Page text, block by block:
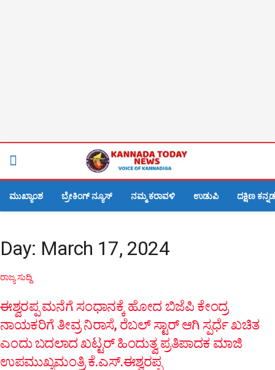
ಮುಖ್ಯಾಂಶ ಬ್ರೇಕಿಂಗ್ ನ್ಯೂಸ್ ನಮ್ಮ ಕರಾವಳಿ ಉಡುಪಿ ದಕ್ಷಿಣ ಕನ್ನಡ
Day: March 17, 2024
ರಾಜ್ಯ ಸುದ್ದಿ
ಈಶ್ವರಪ್ಪ ಮನೆಗೆ ಸಂಧಾನಕ್ಕೆ ಹೋದ ಬಿಜೆಪಿ ಕೇಂದ್ರ
ನಾಯಕರಿಗೆ ತೀವ್ರ ನಿರಾಸೆ, ರೆಬಲ್ ಸ್ಟಾರ್ ಆಗಿ ಸ್ಪರ್ಧೆ ಖಚಿತ
ಎಂದು ಬದಲಾದ ಖಟ್ಟರ್ ಹಿಂದುತ್ವ ಪ್ರತಿಪಾದಕ ಮಾಜಿ
ಉಪಮುಖ್ಯಮಂತ್ರಿ ಕೆ.ಎಸ್.ಈಶ್ವರಪ್ಪ